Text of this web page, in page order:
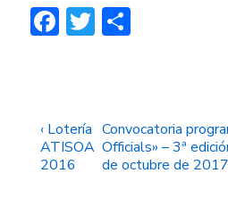
F
o
ok
T
r ar
tir
Navegación
de
La
entrada
anterior
‹ Lotería
ATISOA
2016
La
entrada
siguiente
Convocatoria
Officials» – 3ª
de octubre de